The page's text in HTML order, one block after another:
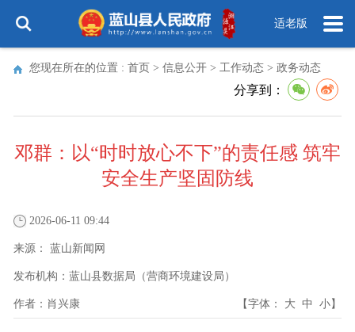
适老版
您现在所在的位置 : 首页 > 信息公开 > 工作动态 > 政务动态
分享到：
邓群：以“时时放心不下”的责任感 筑牢
安全生产坚固防线
2026-06-11 09:44
来源： 蓝山新闻网
发布机构： 蓝山县数据局（营商环境建设局）
作者： 肖兴康 【字体： 大 中 小】